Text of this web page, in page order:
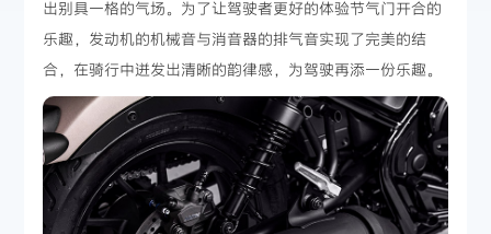
出别具一格的气场。为了让驾驶者更好的体验节气门开合的
乐趣，发动机的机械音与消音器的排气音实现了完美的结
合，在骑行中迸发出清晰的韵律感，为驾驶再添一份乐趣。